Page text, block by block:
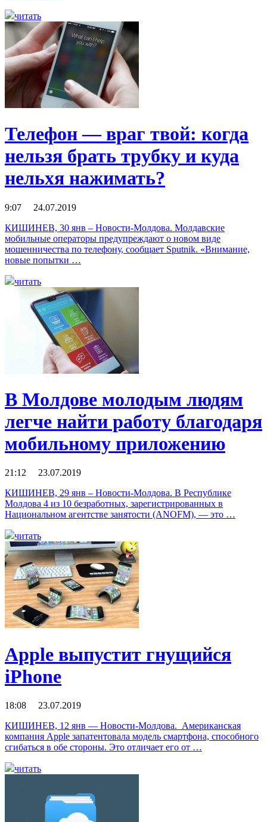
читать
Телефон — враг твой: когда
нельзя брать трубку и куда
нельхя нажимать?
9:07 24.07.2019
КИШИНЕВ, 30 янв – Новости-Молдова. Молдавские
мобильные операторы предупреждают о новом виде
мошенничества по телефону, сообщает Sputnik. «Внимание,
новые попытки …
читать
В Молдове молодым людям
легче найти работу благодаря
мобильному приложению
21:12 23.07.2019
КИШИНЕВ, 29 янв – Новости-Молдова. В Республике
Молдова 4 из 10 безработных, зарегистрированных в
Национальном агентстве занятости (ANOFM), — это …
читать
Apple выпустит гнущийся
iPhone
18:08 23.07.2019
КИШИНЕВ, 12 янв — Новости-Молдова. Американская
компания Apple запатентовала модель смартфона, способного
сгибаться в обе стороны. Это отличает его от …
читать